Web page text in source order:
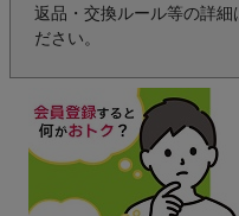
返品・交換ルール等の詳細
ださい。